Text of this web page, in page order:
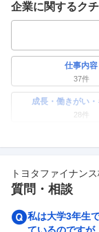
企業に関するクチ
仕事内容
37件
成長・働きがい
28件
ワークライフ
副業
人事・評価
27件
トヨタファイナン
質問・相談
私は大学3年生